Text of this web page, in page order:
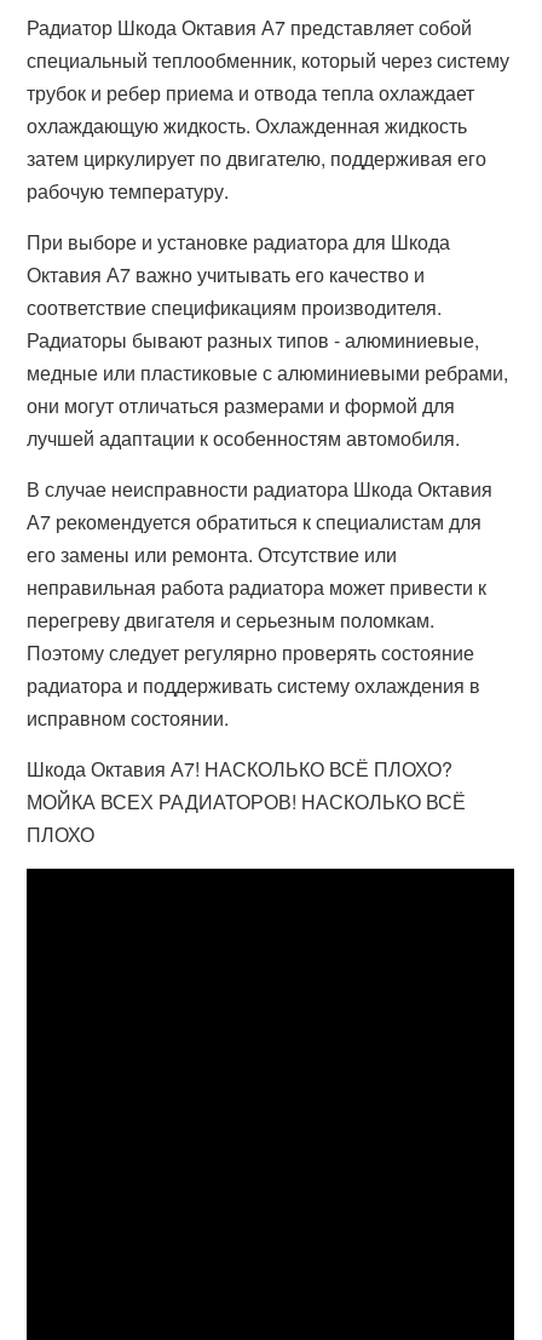
Радиатор Шкода Октавия А7 представляет собой
специальный теплообменник, который через систему
трубок и ребер приема и отвода тепла охлаждает
охлаждающую жидкость. Охлажденная жидкость
затем циркулирует по двигателю, поддерживая его
рабочую температуру.
При выборе и установке радиатора для Шкода
Октавия А7 важно учитывать его качество и
соответствие спецификациям производителя.
Радиаторы бывают разных типов - алюминиевые,
медные или пластиковые с алюминиевыми ребрами,
они могут отличаться размерами и формой для
лучшей адаптации к особенностям автомобиля.
В случае неисправности радиатора Шкода Октавия
А7 рекомендуется обратиться к специалистам для
его замены или ремонта. Отсутствие или
неправильная работа радиатора может привести к
перегреву двигателя и серьезным поломкам.
Поэтому следует регулярно проверять состояние
радиатора и поддерживать систему охлаждения в
исправном состоянии.
Шкода Октавия А7! НАСКОЛЬКО ВСЁ ПЛОХО?
МОЙКА ВСЕХ РАДИАТОРОВ! НАСКОЛЬКО ВСЁ
ПЛОХО